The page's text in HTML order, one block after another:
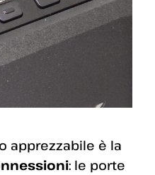
apprezzabile è la
: le porte